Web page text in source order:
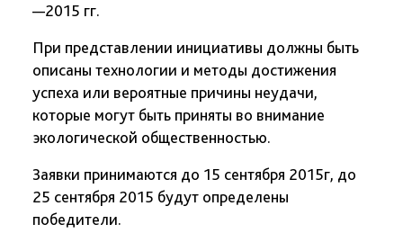
—2015 гг.
При представлении инициативы должны быть
описаны технологии и методы достижения
успеха или вероятные причины неудачи,
которые могут быть приняты во внимание
экологической общественностью.
Заявки принимаются до 15 сентября 2015г, до
25 сентября 2015 будут определены
победители.